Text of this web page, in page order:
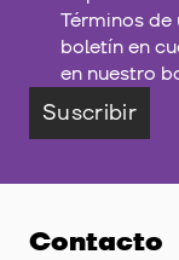
Términos
boletín en
en nuestro
Suscribir
Contacto